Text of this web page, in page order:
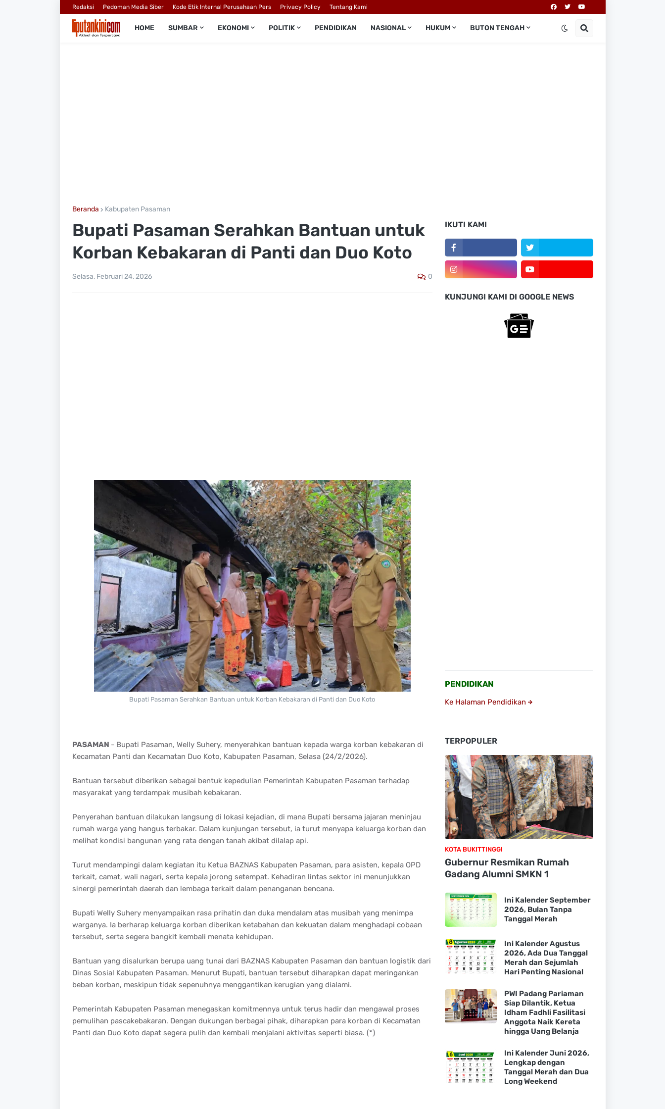
Redaksi Pedoman Media Siber Kode Etik Internal Perusahaan Pers Privacy Policy Tentang Kami
HOME SUMBAR EKONOMI POLITIK PENDIDIKAN NASIONAL HUKUM BUTON TENGAH
Beranda Kabupaten Pasaman
Bupati Pasaman Serahkan Bantuan untuk
Korban Kebakaran di Panti dan Duo Koto
Selasa, Februari 24, 2026 0
Bupati Pasaman Serahkan Bantuan untuk Korban Kebakaran di Panti dan Duo Koto
PASAMAN - Bupati Pasaman, Welly Suhery, menyerahkan bantuan kepada warga korban kebakaran di
Kecamatan Panti dan Kecamatan Duo Koto, Kabupaten Pasaman, Selasa (24/2/2026).
Bantuan tersebut diberikan sebagai bentuk kepedulian Pemerintah Kabupaten Pasaman terhadap
masyarakat yang terdampak musibah kebakaran.
Penyerahan bantuan dilakukan langsung di lokasi kejadian, di mana Bupati bersama jajaran meninjau
rumah warga yang hangus terbakar. Dalam kunjungan tersebut, ia turut menyapa keluarga korban dan
melihat kondisi bangunan yang rata dengan tanah akibat dilalap api.
Turut mendampingi dalam kegiatan itu Ketua BAZNAS Kabupaten Pasaman, para asisten, kepala OPD
terkait, camat, wali nagari, serta kepala jorong setempat. Kehadiran lintas sektor ini menunjukkan
sinergi pemerintah daerah dan lembaga terkait dalam penanganan bencana.
Bupati Welly Suhery menyampaikan rasa prihatin dan duka mendalam atas musibah yang menimpa
warganya. Ia berharap keluarga korban diberikan ketabahan dan kekuatan dalam menghadapi cobaan
tersebut, serta segera bangkit kembali menata kehidupan.
Bantuan yang disalurkan berupa uang tunai dari BAZNAS Kabupaten Pasaman dan bantuan logistik dari
Dinas Sosial Kabupaten Pasaman. Menurut Bupati, bantuan tersebut diharapkan dapat meringankan
beban korban, meskipun tidak sepenuhnya menggantikan kerugian yang dialami.
Pemerintah Kabupaten Pasaman menegaskan komitmennya untuk terus hadir dan mengawal proses
pemulihan pascakebakaran. Dengan dukungan berbagai pihak, diharapkan para korban di Kecamatan
Panti dan Duo Koto dapat segera pulih dan kembali menjalani aktivitas seperti biasa. (*)
IKUTI KAMI
KUNJUNGI KAMI DI GOOGLE NEWS
PENDIDIKAN
Ke Halaman Pendidikan
TERPOPULER
KOTA BUKITTINGGI
Gubernur Resmikan Rumah
Gadang Alumni SMKN 1
Ini Kalender September
2026, Bulan Tanpa
Tanggal Merah
Ini Kalender Agustus
2026, Ada Dua Tanggal
Merah dan Sejumlah
Hari Penting Nasional
PWI Padang Pariaman
Siap Dilantik, Ketua
Idham Fadhli Fasilitasi
Anggota Naik Kereta
hingga Uang Belanja
Ini Kalender Juni 2026,
Lengkap dengan
Tanggal Merah dan Dua
Long Weekend